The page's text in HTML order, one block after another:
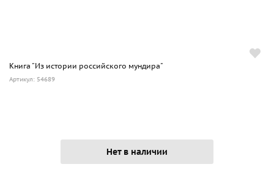
Книга "Из истории российского мундира"
Артикул: 54689
Нет в наличии